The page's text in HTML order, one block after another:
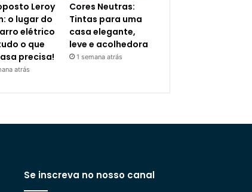
Leroy
o lugar do
elétrico
o que
precisa!
atrás
Cores Neutras:
Tintas para uma
casa elegante,
leve e acolhedora
1 semana atrás
Se inscreva no nosso canal